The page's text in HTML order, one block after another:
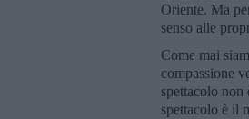
Oriente. Ma
senso alle
Come mai
compassione
spettacolo
spettacolo è il